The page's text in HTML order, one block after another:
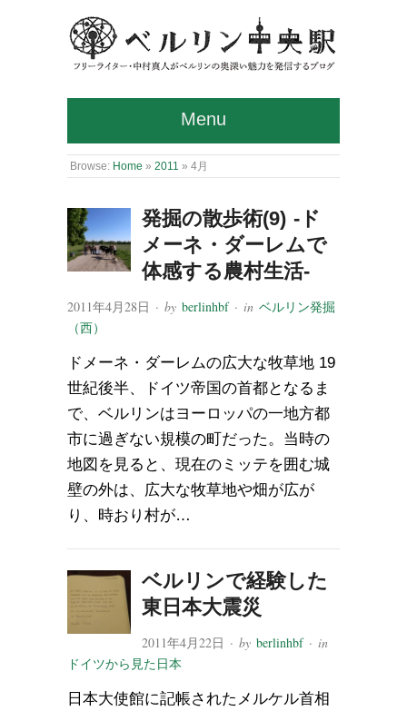
Menu
Browse: Home » 2011 » 4月
発掘の散歩術(9) -ド
メーネ・ダーレムで
体感する農村生活-
2011年4月28日 · by berlinhbf· in ベルリン発掘
（西）
ドメーネ・ダーレムの広大な牧草地 19
世紀後半、ドイツ帝国の首都となるま
で、ベルリンはヨーロッパの一地方都
市に過ぎない規模の町だった。当時の
地図を見ると、現在のミッテを囲む城
壁の外は、広大な牧草地や畑が広が
り、時おり村が…
ベルリンで経験した
東日本大震災
2011年4月22日 · byberlinhbf· in
ドイツから見た日本
日本大使館に記帳されたメルケル首相